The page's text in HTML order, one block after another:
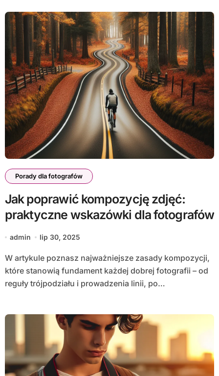
Porady dla fotografów
Jak poprawić kompozycję zdjęć:
praktyczne wskazówki dla fotografów
admin lip 30, 2025
W artykule poznasz najważniejsze zasady kompozycji,
które stanowią fundament każdej dobrej fotografii – od
reguły trójpodziału i prowadzenia linii, po…